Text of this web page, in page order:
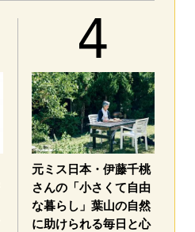
元ミス日本・伊藤千桃
さんの「小さくて自由
な暮らし」葉山の自然
に助けられる毎日と心